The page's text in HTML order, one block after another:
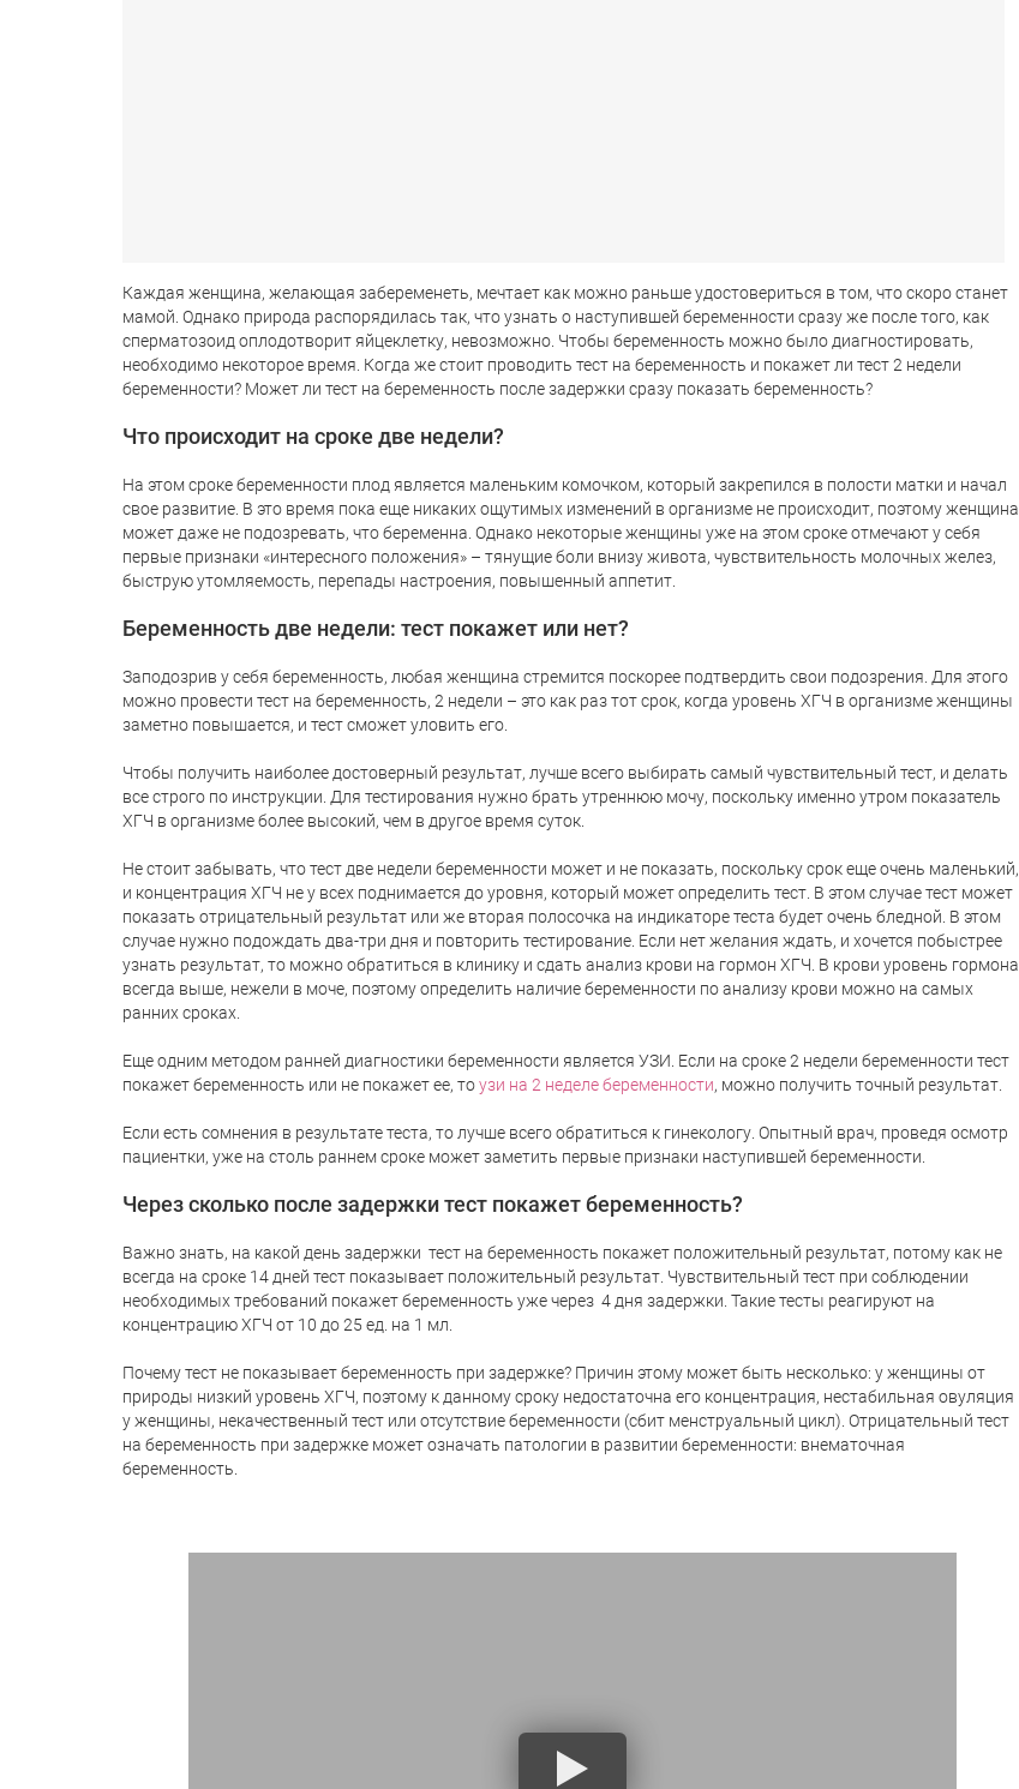
Каждая женщина, желающая забеременеть, мечтает как можно раньше удостовериться в том, что скоро станет
мамой. Однако природа распорядилась так, что узнать о наступившей беременности сразу же после того, как
сперматозоид оплодотворит яйцеклетку, невозможно. Чтобы беременность можно было диагностировать,
необходимо некоторое время. Когда же стоит проводить тест на беременность и покажет ли тест2 недели
беременности? Может ли тест на беременность после задержки сразу показать беременность?
Что происходит на сроке две недели?
На этом сроке беременности плод является маленьким комочком, который закрепился в полости матки и начал
свое развитие. В это время пока еще никаких ощутимых изменений в организме не происходит, поэтому женщина
может даже не подозревать, что беременна. Однако некоторые женщины уже на этом сроке отмечают у себя
первые признаки «интересного положения» – тянущие боли внизу живота, чувствительность молочных желез,
быструю утомляемость, перепады настроения, повышенный аппетит.
Беременность две недели: тест покажет или нет?
Заподозрив у себя беременность, любая женщина стремится поскорее подтвердить свои подозрения. Для этого
можно провести тест на беременность, 2 недели – это как раз тот срок, когда уровень ХГЧ в организме женщины
заметно повышается, и тест сможет уловить его.
Чтобы получить наиболее достоверный результат, лучше всего выбирать самый чувствительный тест, и делать
все строго по инструкции. Для тестирования нужно брать утреннюю мочу, поскольку именно утром показатель
ХГЧ в организме более высокий, чем в другое время суток.
Не стоит забывать, что тест две недели беременности может и не показать, поскольку срок еще очень маленький,
и концентрация ХГЧ не у всех поднимается до уровня, который может определить тест. В этом случае тест может
показать отрицательный результат или же вторая полосочка на индикаторе теста будет очень бледной. В этом
случае нужно подождать два-три дня и повторить тестирование. Если нет желания ждать, и хочется побыстрее
узнать результат, то можно обратиться в клинику и сдать анализ крови на гормон ХГЧ. В крови уровень гормона
всегда выше, нежели в моче, поэтому определить наличие беременности по анализу крови можно на самых
ранних сроках.
Еще одним методом ранней диагностики беременности является УЗИ. Если на сроке 2 недели беременности тест
покажет беременность или не покажет ее, тоузи на 2 неделе беременности, можно получить точный результат.
Если есть сомнения в результате теста, то лучше всего обратиться к гинекологу. Опытный врач, проведя осмотр
пациентки, уже на столь раннем сроке может заметить первые признаки наступившей беременности.
Через сколько после задержки тест покажет беременность?
Важно знать, на какой день задержки тест на беременность покажет положительный результат, потому как не
всегда на сроке 14 дней тест показывает положительный результат. Чувствительный тест при соблюдении
необходимых требований покажет беременность уже через 4 дня задержки. Такие тесты реагируют на
концентрацию ХГЧ от 10 до 25 ед. на 1 мл.
Почему тест не показывает беременность при задержке? Причин этому может быть несколько: у женщины от
природы низкий уровень ХГЧ, поэтому к данному сроку недостаточна его концентрация, нестабильная овуляция
у женщины, некачественный тест или отсутствие беременности (сбит менструальный цикл). Отрицательный тест
на беременность при задержке может означать патологии в развитии беременности: внематочная
беременность.